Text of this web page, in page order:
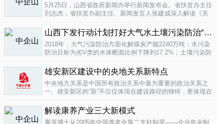
5月25日，山西省政府新闻办举行新闻发布会。省扶贫办主任
刘志杰，省扶贫办副主任、新闻发言人张建成深入解读《关
问。据了解...
04-12
山西下发行动计划打好大气水土壤污染防治“三战役”
2018年，大气污染防治方面化解煤炭产能2240万吨；水污染
防治目标为劣V类的水体断面比例下降到17.2%；土壤污染防
记者从山...
雄安新区建设中的央地关系新特点
中央地方关系是中国所有政治关系中最为重要的政治关系之
一。雄安新区的“新”不仅仅体现在建设路径的独特，更体现在
解读康养产业三大新模式
夏萍博士从2005年中国养老金第二支柱制度——企业年金制